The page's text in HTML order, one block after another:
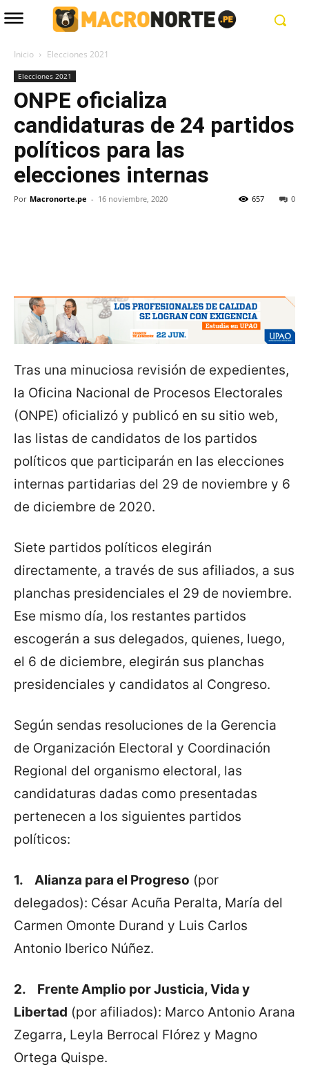
Inicio Elecciones 2021
Elecciones 2021
ONPE oficializa
candidaturas de 24 partidos
políticos para las
elecciones internas
Por Macronorte.pe - 16 noviembre, 2020 0
657
Tras una minuciosa revisión de expedientes,
la Oficina Nacional de Procesos Electorales
(ONPE) oficializó y publicó en su sitio web,
las listas de candidatos de los partidos
políticos que participarán en las elecciones
internas partidarias del 29 de noviembre y 6
de diciembre de 2020.
Siete partidos políticos elegirán
directamente, a través de sus afiliados, a sus
planchas presidenciales el 29 de noviembre.
Ese mismo día, los restantes partidos
escogerán a sus delegados, quienes, luego,
el 6 de diciembre, elegirán sus planchas
presidenciales y candidatos al Congreso.
Según sendas resoluciones de la Gerencia
de Organización Electoral y Coordinación
Regional del organismo electoral, las
candidaturas dadas como presentadas
pertenecen a los siguientes partidos
políticos:
1. Alianza para el Progreso (por
delegados): César Acuña Peralta, María del
Carmen Omonte Durand y Luis Carlos
Antonio Iberico Núñez.
2. Frente Amplio por Justicia, Vida y
Libertad (por afiliados): Marco Antonio Arana
Zegarra, Leyla Berrocal Flórez y Magno
Ortega Quispe.